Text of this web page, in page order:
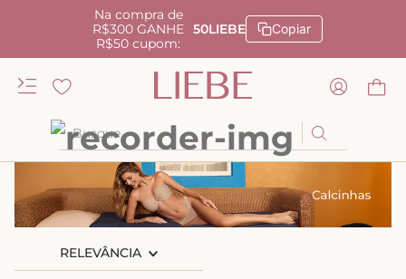
Na compra de
R$300 GANHE
R$50 cupom:
50LIEBE Copiar
Busque
RELEVÂNCIA
TERMOS MAIS BUSCADOS
kiss me
sutiã